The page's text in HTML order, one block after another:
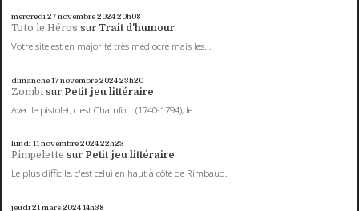
mercredi 27novembre 202420h08
Toto le Héros sur Trait d'humour
Votre site est en majorité très médiocre mais les...
dimanche 17novembre 202423h20
Zombi sur Petit jeu littéraire
Avec le pistolet, c'est Chamfort (1740-1794), le...
lundi 11novembre 202422h23
Pimpelette sur Petit jeu littéraire
Le plus difficile, c'est celui en haut à côté de Rimbaud.
jeudi 21 mars 202414h38